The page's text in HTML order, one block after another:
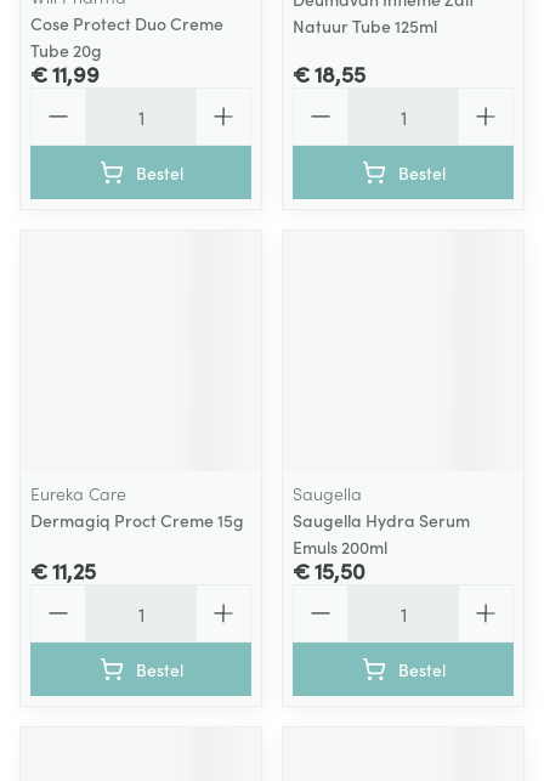
Cose Protect Duo Creme
Tube 20g
€ 11,99
Bestel
Natuur Tube 125ml
€ 18,55
Bestel
Eureka Care
Dermagiq Proct Creme 15g
€ 11,25
Bestel
Saugella
Saugella Hydra Serum
Emuls 200ml
€ 15,50
Bestel